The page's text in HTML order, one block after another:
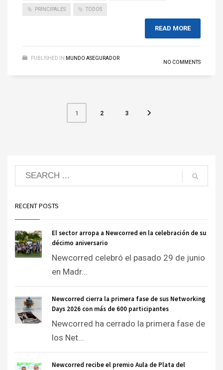
PRINCIPALES TODOS
READ MORE
PUBLISHED IN MUNDO ASEGURADOR
NO COMMENTS
1 2 3
RECENT POSTS
El sector arropa a Newcorred en la celebración de su
décimo aniversario
Newcorred celebró el pasado 29 de junio
en Madr...
Newcorred cierra la primera fase de sus Networking
Days 2026 con más de 600 participantes
Newcorred ha cerrado la primera fase de
los Net...
Newcorred recibe el premio Aula de Plata del